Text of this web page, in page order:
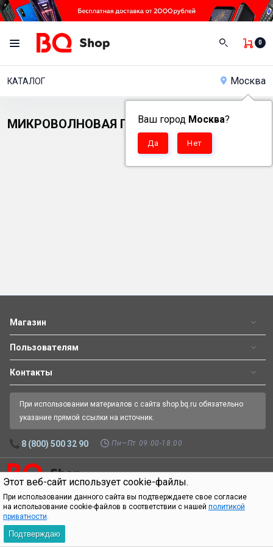
Этот веб-сайт использует cookie-файлы.
При использовании данного сайта вы подтверждаете свое согласие
на использование cookie-файлов в соответствии с нашей политикой
приватности.
Подтверждаю
0
КАТАЛОГ Москва
Ваш город Москва?
МИКРОВОЛНОВАЯ ПЕЧЬ BQ MWO-20013SM
Магазин
Пользователям
Контакты
При использовании материалов с сайта shop.bq.ru обязательно
указание прямой ссылки на источник.
8 (800) 500 32 90 Пн—Пт 09:00-18:00
© 2026Официальный интернет-магазин BQ. Все права защищены.